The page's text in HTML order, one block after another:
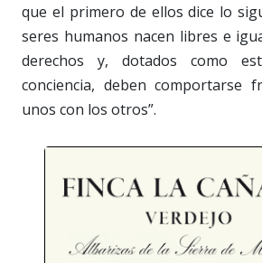
que el primero de ellos dice lo
seres humanos nacen libres e
derechos y, dotados como
conciencia, deben comportarse
unos con los otros”.